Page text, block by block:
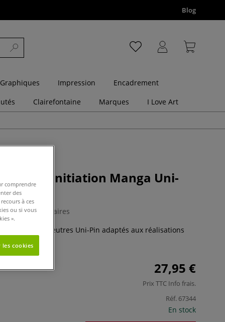
Blog
Impression
Encadrement
Clairefontaine Marques I Love Art
feutres initiation Manga Uni-
0 Commentaires
contient 8 feutres Uni-Pin adaptés aux réalisations
27,95 €
Prix TTC Info frais.
Réf. 67344
En stock
comprendre
des
à ces
ou si vous
».
cookies